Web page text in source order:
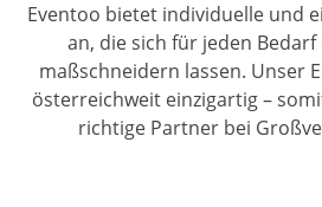
Eventoo bietet individuelle und
an, die sich für jeden
maßschneidern lassen. Unser
österreichweit einzigartig –
richtige Partner bei